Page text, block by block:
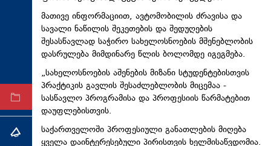
სპორტი
ტექნოლოგიები
ტაბლოიდი
არქივი
თემა
მათივე ინფორმაციით, ავტომობილის ძრავისა და
სავალი ნაწილის შეკეთების და შედუღების
შესასწავლად საჭირო სახელოსნოების მშენებლობის
დასრულება მიმდინარე წლის ბოლომდე იგეგმება.
„სახელოსნოების აშენების მიზანი სტუდენტებისთვის
პრაქტიკის გავლის შესაძლებლობის მიცემაა -
სასწავლო პროგრამისა და პროფესიის წარმატებით
დაუფლებისთვის.
საქართველოში პროფესიული განათლების მიღება
ყველა დაინტერესებული პირისთვის ხელმისაწვდომია.